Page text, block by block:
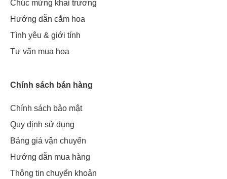
Chúc mừng khai trương
Hướng dẫn cắm hoa
Tình yêu & giới tính
Tư vấn mua hoa
Chính sách bán hàng
Chính sách bảo mật
Quy định sử dụng
Bảng giá vận chuyển
Hướng dẫn mua hàng
Thông tin chuyển khoản